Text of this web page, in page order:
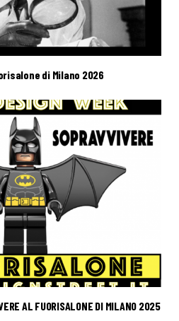
di Milano 2026
AL FUORISALONE DI MILANO 2025